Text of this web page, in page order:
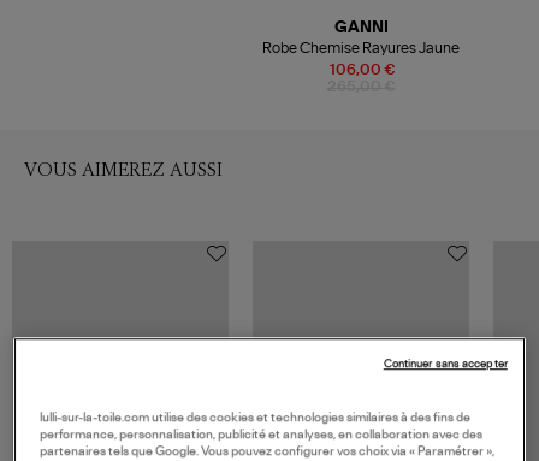
106,00 €
GANNI
Robe Chemise Rayures Jaune
VOUS AIMEREZ AUSSI
lulli-sur-la-toile.com utilise des cookies et technologies similaires à des fins de
performance, personnalisation, publicité et analyses, en collaboration avec des
partenaires tels que Google. Vous pouvez configurer vos choix via « Paramétrer »,
Continuer sans accepter